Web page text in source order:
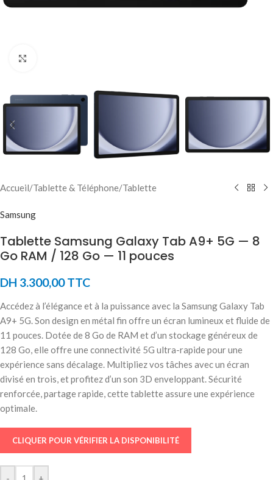
Accueil/Tablette & Téléphone/Tablette
Samsung
Tablette Samsung Galaxy Tab A9+ 5G — 8
Go RAM / 128 Go — 11 pouces
DH 3.300,00TTC
Accédez à l’élégance et à la puissance avec la Samsung Galaxy Tab
A9+ 5G. Son design en métal fin offre un écran lumineux et fluide de
11 pouces. Dotée de 8 Go de RAM et d’un stockage généreux de
128 Go, elle offre une connectivité 5G ultra-rapide pour une
expérience sans décalage. Multipliez vos tâches avec un écran
divisé en trois, et profitez d’un son 3D enveloppant. Sécurité
renforcée, partage rapide, cette tablette assure une expérience
optimale.
CLIQUER POUR VÉRIFIER LA DISPONIBILITÉ